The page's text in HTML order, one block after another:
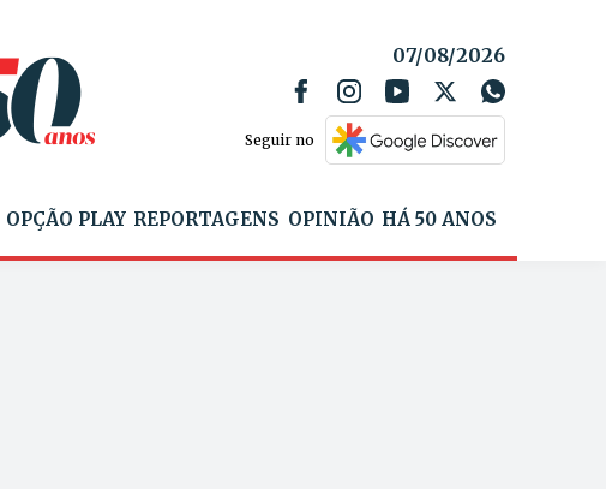
07/08/2026
Seguir no
OPÇÃO PLAY REPORTAGENS OPINIÃO HÁ 50 ANOS